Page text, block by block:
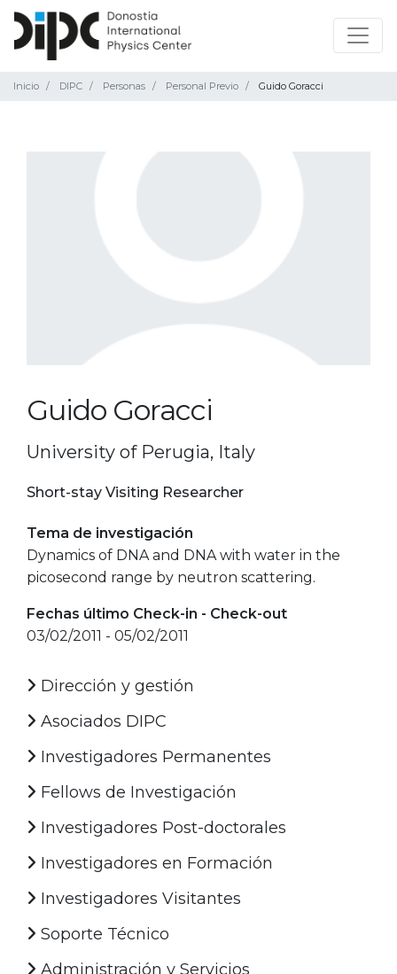
Inicio DIPC Personas Personal Previo Guido Goracci
Guido Goracci
University of Perugia, Italy
Short-stay Visiting Researcher
Tema de investigación
Dynamics of DNA and DNA with water in the
picosecond range by neutron scattering.
Fechas último Check-in - Check-out
03/02/2011 - 05/02/2011
Dirección y gestión
Asociados DIPC
Investigadores Permanentes
Fellows de Investigación
Investigadores Post-doctorales
Investigadores en Formación
Investigadores Visitantes
Soporte Técnico
Administración y Servicios